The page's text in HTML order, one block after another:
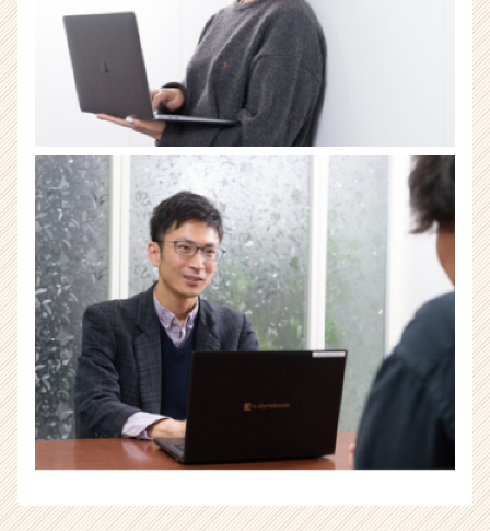
ャ
リ
ア
（CheerCareer）